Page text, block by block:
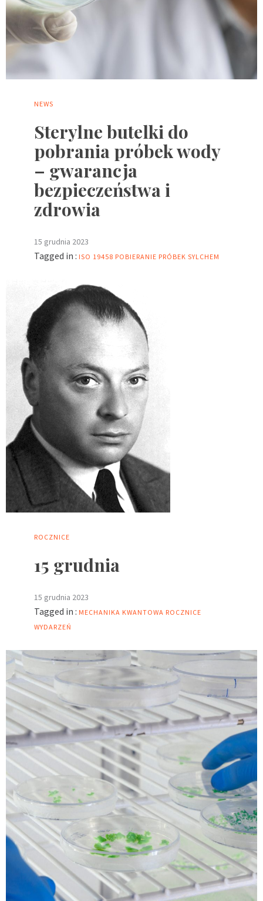
NEWS
Sterylne butelki do
pobrania próbek wody
– gwarancja
bezpieczeństwa i
zdrowia
15 grudnia 2023
Tagged in : ISO 19458 POBIERANIE PRÓBEK SYLCHEM
ROCZNICE
15 grudnia
15 grudnia 2023
Tagged in : MECHANIKA KWANTOWA ROCZNICE
WYDARZEŃ